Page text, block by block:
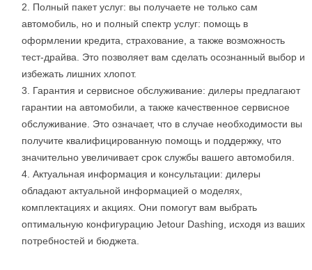
Полный пакет услуг: вы получаете не только сам
автомобиль, но и полный спектр услуг: помощь в
оформлении кредита, страхование, а также возможность
тест-драйва. Это позволяет вам сделать осознанный выбор и
избежать лишних хлопот.
Гарантия и сервисное обслуживание: дилеры предлагают
гарантии на автомобили, а также качественное сервисное
обслуживание. Это означает, что в случае необходимости вы
получите квалифицированную помощь и поддержку, что
значительно увеличивает срок службы вашего автомобиля.
Актуальная информация и консультации: дилеры
обладают актуальной информацией о моделях,
комплектациях и акциях. Они помогут вам выбрать
оптимальную конфигурацию Jetour Dashing, исходя из ваших
потребностей и бюджета.